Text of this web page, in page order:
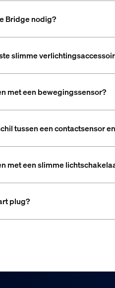
Bridge nodig?
slimme
met een bewegingssensor?
tussen een contactsensor
met een slimme
plug?